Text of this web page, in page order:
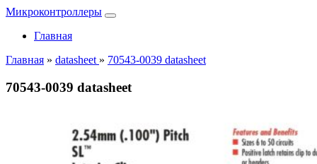
Микроконтроллеры
Главная
Главная » datasheet » 70543-0039 datasheet
70543-0039 datasheet